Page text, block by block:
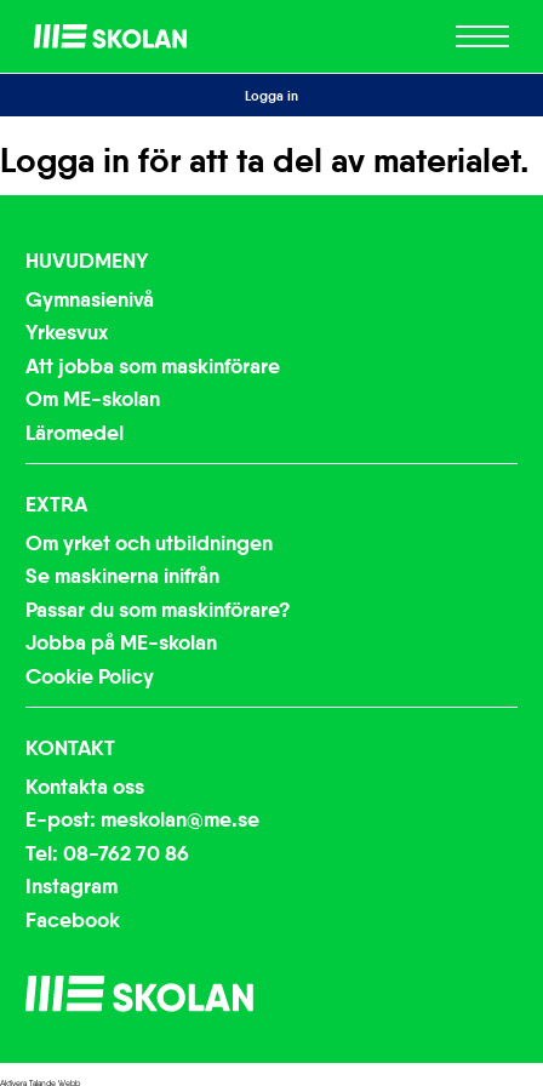
ME
Skolan
Logga in
Logga in för att ta del av materialet.
HUVUDMENY
Gymnasienivå
Yrkesvux
Att jobba som maskinförare
Om ME-skolan
Läromedel
EXTRA
Om yrket och utbildningen
Se maskinerna inifrån
Passar du som maskinförare?
Jobba på ME-skolan
Cookie Policy
KONTAKT
Kontakta oss
E-post: meskolan@me.se
Tel: 08-762 70 86
Instagram
Facebook
Aktivera Talande Webb